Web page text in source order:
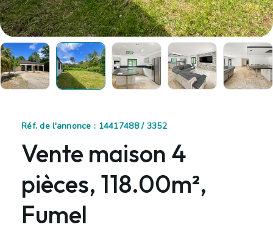
Réf. de l'annonce : 14417488 / 3352
Vente maison 4
pièces, 118.00m²,
Fumel